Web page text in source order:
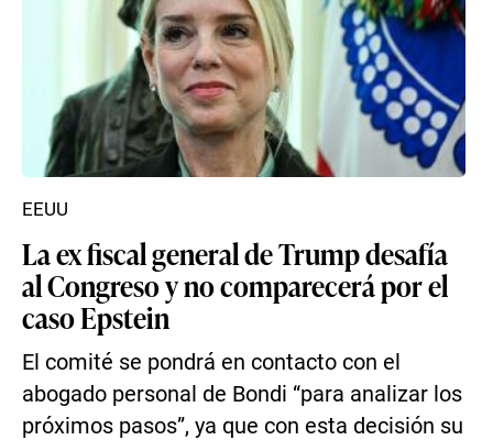
La ex fiscal general de Trump desafía
al Congreso y no comparecerá por el
caso Epstein
El comité se pondrá en contacto con el
abogado personal de Bondi “para analizar los
próximos pasos”, ya que con esta decisión su
EEUU